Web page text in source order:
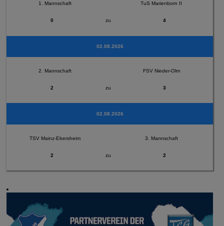
1. Mannschaft TuS Marienborn II
0 zu 4
02.08.2026
2. Mannschaft FSV Nieder-Olm
2 zu 3
02.08.2026
TSV Mainz-Ebersheim 3. Mannschaft
2 zu 2